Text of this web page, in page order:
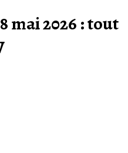
mai 2026 : tout